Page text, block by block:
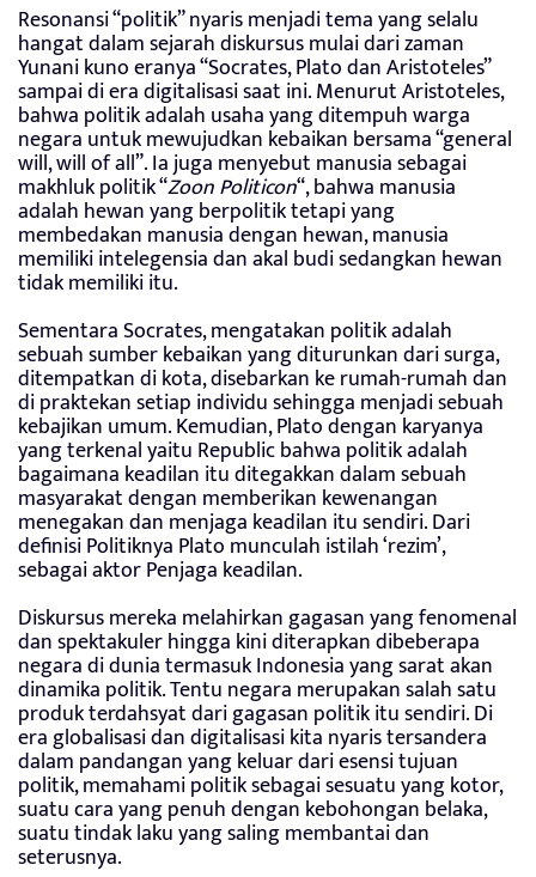
Resonansi “politik” nyaris menjadi tema yang selalu
hangat dalam sejarah diskursus mulai dari zaman
Yunani kuno eranya “Socrates, Plato dan Aristoteles”
sampai di era digitalisasi saat ini. Menurut Aristoteles,
bahwa politik adalah usaha yang ditempuh warga
negara untuk mewujudkan kebaikan bersama “general
will, will of all”. Ia juga menyebut manusia sebagai
makhluk politik “Zoon Politicon“, bahwa manusia
adalah hewan yang berpolitik tetapi yang
membedakan manusia dengan hewan, manusia
memiliki intelegensia dan akal budi sedangkan hewan
tidak memiliki itu.
Sementara Socrates, mengatakan politik adalah
sebuah sumber kebaikan yang diturunkan dari surga,
ditempatkan di kota, disebarkan ke rumah-rumah dan
di praktekan setiap individu sehingga menjadi sebuah
kebajikan umum. Kemudian, Plato dengan karyanya
yang terkenal yaitu Republic bahwa politik adalah
bagaimana keadilan itu ditegakkan dalam sebuah
masyarakat dengan memberikan kewenangan
menegakan dan menjaga keadilan itu sendiri. Dari
definisi Politiknya Plato munculah istilah ‘rezim’,
sebagai aktor Penjaga keadilan.
Diskursus mereka melahirkan gagasan yang fenomenal
dan spektakuler hingga kini diterapkan dibeberapa
negara di dunia termasuk Indonesia yang sarat akan
dinamika politik. Tentu negara merupakan salah satu
produk terdahsyat dari gagasan politik itu sendiri. Di
era globalisasi dan digitalisasi kita nyaris tersandera
dalam pandangan yang keluar dari esensi tujuan
politik, memahami politik sebagai sesuatu yang kotor,
suatu cara yang penuh dengan kebohongan belaka,
suatu tindak laku yang saling membantai dan
seterusnya.